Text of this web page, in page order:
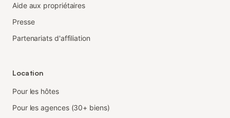
Aide aux propriétaires
Presse
Partenariats d'affiliation
Location
Pour les hôtes
Pour les agences (30+ biens)